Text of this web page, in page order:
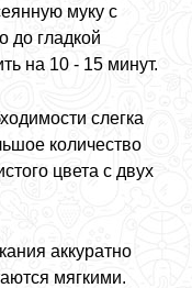
муку с
до гладкой
на 10 - 15 минут.
слегка
количество
цвета с двух
аккуратно
мягкими.